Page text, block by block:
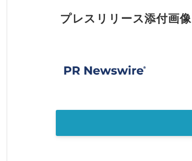
プレスリリース添付画像